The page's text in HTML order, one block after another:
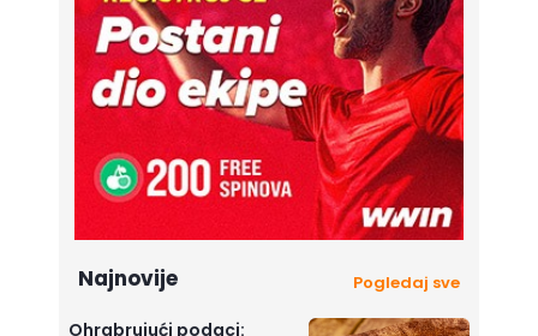
Najnovije Pogledaj sve
Ohrabrujući podaci: